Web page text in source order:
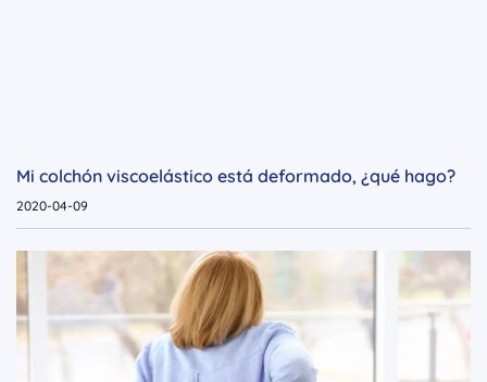
Mi colchón viscoelástico está deformado, ¿qué hago?
2020-04-09